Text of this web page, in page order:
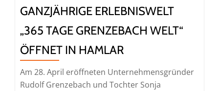
GANZJÄHRIGE ERLEBNISWELT
„365 TAGE GRENZEBACH WELT“
ÖFFNET IN HAMLAR
Am 28. April eröffneten Unternehmensgründer
Rudolf Grenzebach und Tochter Sonja